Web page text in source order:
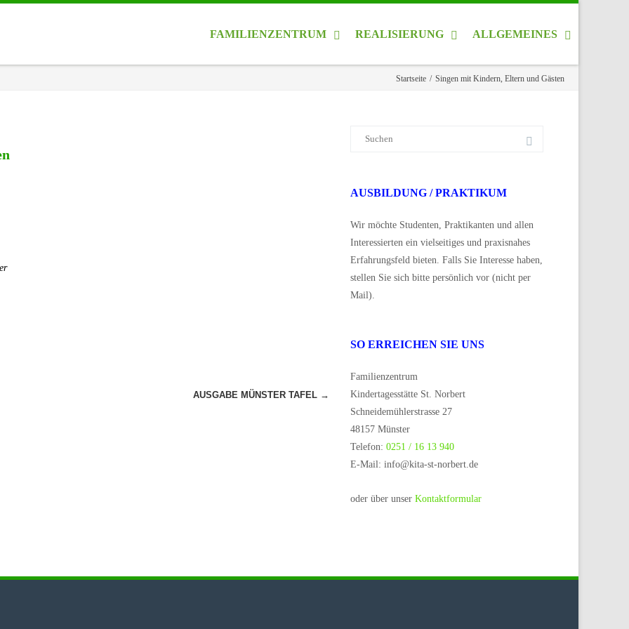
FAMILIENZENTRUM REALISIERUNG ALLGEMEINES
Startseite / Singen mit Kindern, Eltern und Gästen
AUSGABE MÜNSTER TAFEL →
Suche
AUSBILDUNG / PRAKTIKUM
Wir möchte Studenten, Praktikanten und allen
Interessierten ein vielseitiges und praxisnahes
Erfahrungsfeld bieten. Falls Sie Interesse haben,
stellen Sie sich bitte persönlich vor (nicht per
Mail).
SO ERREICHEN SIE UNS
Familienzentrum
Kindertagesstätte St. Norbert
Schneidemühlerstrasse 27
48157 Münster
Telefon: 0251 / 16 13 940
E-Mail: info@kita-st-norbert.de
oder über unser Kontaktformular